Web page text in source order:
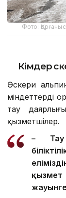
Фото: Қорғаныс
Кімдер
Әскери
міндеттерді
тау
қызметшілер.
– Тау